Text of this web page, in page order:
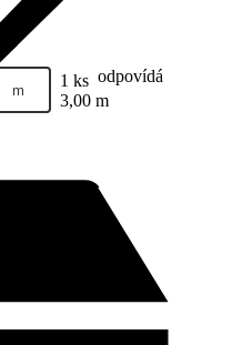
m 1 ks odpovídá
3,00 m